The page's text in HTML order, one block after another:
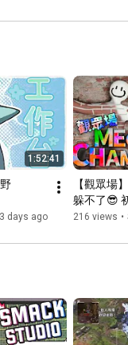
1:52:41
days ago
【觀眾場
躲不了😎
216 views •